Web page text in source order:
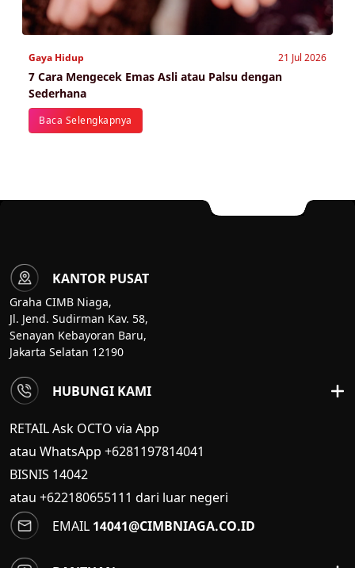
Gaya Hidup 21 Jul 2026
7 Cara Mengecek Emas Asli atau Palsu dengan
Sederhana
Baca Selengkapnya
KANTOR PUSAT
Graha CIMB Niaga,
Jl. Jend. Sudirman Kav. 58,
Senayan Kebayoran Baru,
Jakarta Selatan 12190
HUBUNGI KAMI
RETAIL Ask OCTO via App
atau WhatsApp +6281197814041
BISNIS 14042
atau +622180655111 dari luar negeri
EMAIL 14041@CIMBNIAGA.CO.ID